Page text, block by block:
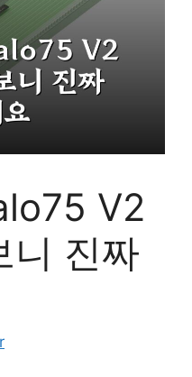
V2
니 진짜